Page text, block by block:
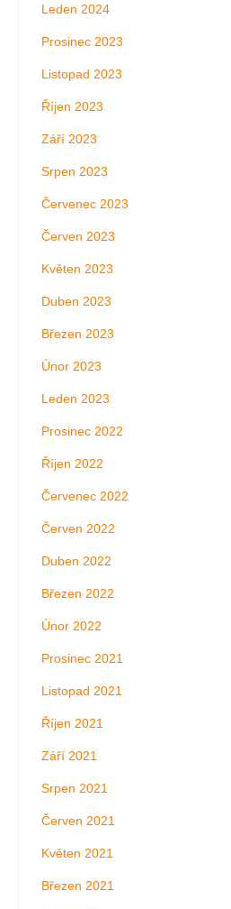
Leden 2024
Prosinec 2023
Listopad 2023
Říjen 2023
Září 2023
Srpen 2023
Červenec 2023
Červen 2023
Květen 2023
Duben 2023
Březen 2023
Únor 2023
Leden 2023
Prosinec 2022
Říjen 2022
Červenec 2022
Červen 2022
Duben 2022
Březen 2022
Únor 2022
Prosinec 2021
Listopad 2021
Říjen 2021
Září 2021
Srpen 2021
Červen 2021
Květen 2021
Březen 2021